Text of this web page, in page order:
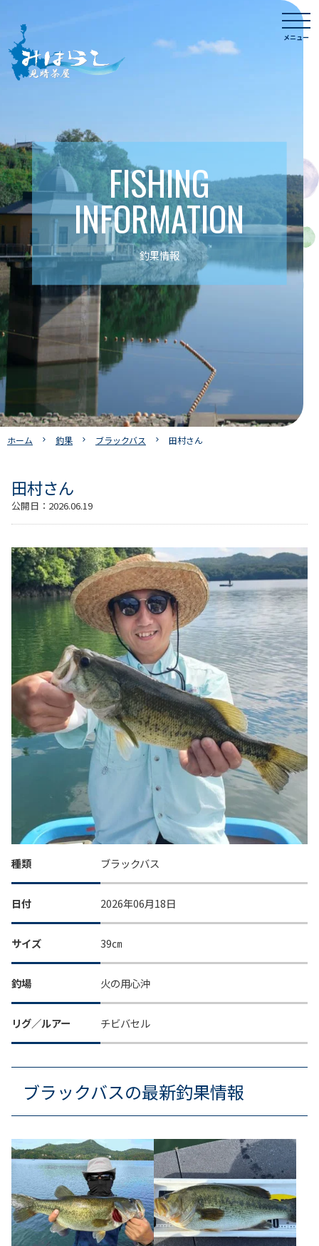
content
メニュー
FISHING
INFORMATION
釣果情報
ホーム 釣果 ブラックバス 田村さん
田村さん
公開日： 2026.06.19
種類 ブラックバス
日付 2026年06月18日
サイズ 39㎝
釣場 火の用心沖
リグ／ルアー チビバセル
ブラックバスの最新釣果情報